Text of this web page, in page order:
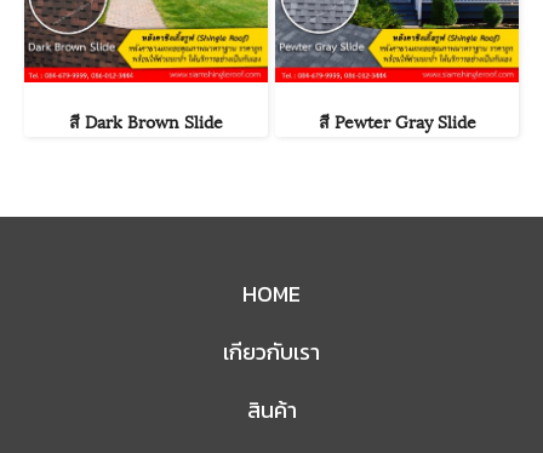
สี Dark Brown Slide สี Pewter Gray Slide
HOME
เกียวกับเรา
สินค้า